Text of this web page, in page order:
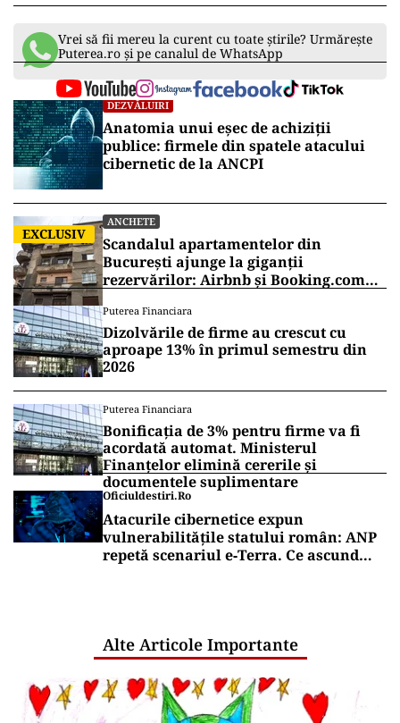
Vrei să fii mereu la curent cu toate știrile? Urmărește
Puterea.ro și pe canalul de WhatsApp
DEZVĂLUIRI
Anatomia unui eșec de achiziții
publice: firmele din spatele atacului
cibernetic de la ANCPI
EXCLUSIV
ANCHETE
Scandalul apartamentelor din
București ajunge la giganții
rezervărilor: Airbnb și Booking.com
Puterea Financiara
Dizolvările de firme au crescut cu
aproape 13% în primul semestru din
2026
Puterea Financiara
Bonificația de 3% pentru firme va fi
acordată automat. Ministerul
Finanțelor elimină cererile și
documentele suplimentare
Oficiuldestiri.ro
Atacurile cibernetice expun
vulnerabilitățile statului român: ANP
repetă scenariul e‑Terra. Ce ascund
Alte Articole Importante